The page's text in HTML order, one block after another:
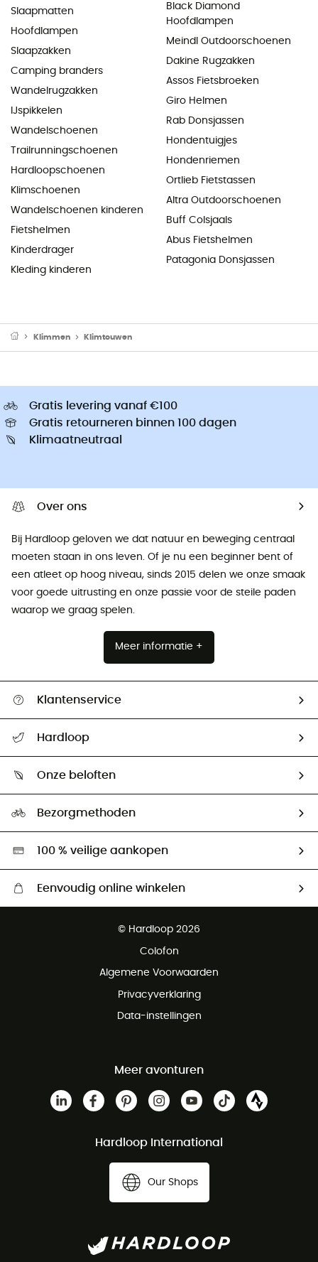
Slaapmatten
Hoofdlampen
Slaapzakken
Camping branders
Wandelrugzakken
IJspikkelen
Wandelschoenen
Trailrunningschoenen
Hardloopschoenen
Klimschoenen
Wandelschoenen kinderen
Fietshelmen
Kinderdrager
Kleding kinderen
Black Diamond
Hoofdlampen
Meindl Outdoorschoenen
Dakine Rugzakken
Assos Fietsbroeken
Giro Helmen
Rab Donsjassen
Hondentuigjes
Hondenriemen
Ortlieb Fietstassen
Altra Outdoorschoenen
Buff Colsjaals
Abus Fietshelmen
Patagonia Donsjassen
Klimmen Klimtouwen
Gratis levering vanaf €100
Gratis retourneren binnen 100 dagen
Klimaatneutraal
Over ons
Bij Hardloop geloven we dat natuur en beweging centraal
moeten staan ​​in ons leven. Of je nu een beginner bent of
een atleet op hoog niveau, sinds 2015 delen we onze smaak
voor goede uitrusting en onze passie voor de steile paden
waarop we graag spelen.
Meer informatie +
Klantenservice
Mijn zending volgen
Retourzendingen & Terugbetalingen
Hardloop
Ambassadeurs
Onze beloften
Hardgreen
Bezorgmethoden
100 % veilige aankopen
Eenvoudig online winkelen
Gratis retourneren binnen 100 dagen
© Hardloop 2026
Colofon
Algemene Voorwaarden
Privacyverklaring
Data-instellingen
Meer avonturen
Hardloop International
Our Shops